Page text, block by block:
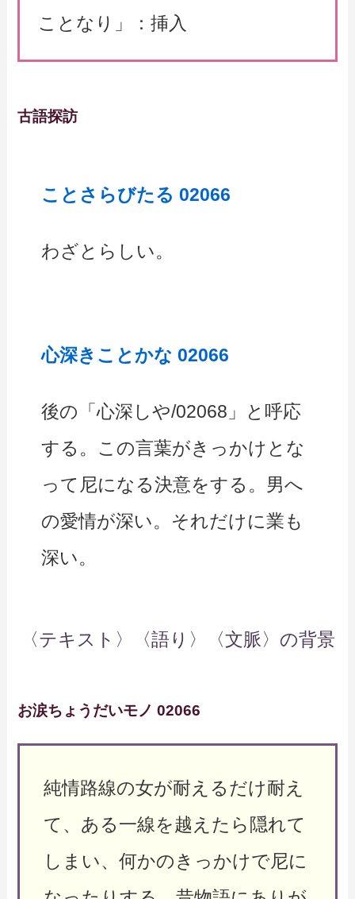
ことなり」：挿入
古語探訪
ことさらびたる 02066
わざとらしい。
心深きことかな 02066
後の「心深しや/02068」と呼応
する。この言葉がきっかけとな
って尼になる決意をする。男へ
の愛情が深い。それだけに業も
深い。
〈テキスト〉〈語り〉〈文脈〉の背景
お涙ちょうだいモノ 02066
純情路線の女が耐えるだけ耐え
て、ある一線を越えたら隠れて
しまい、何かのきっかけで尼に